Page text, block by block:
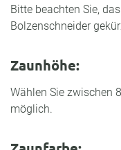
Bitte beachten Sie,
Bolzenschneider
Zaunhöhe:
Wählen Sie zwischen
möglich.